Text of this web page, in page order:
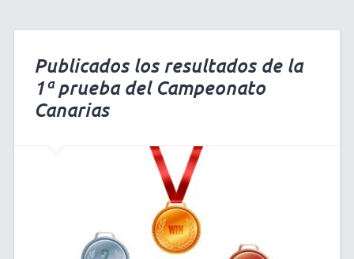
Publicados los resultados de la
1ª prueba del Campeonato
Canarias